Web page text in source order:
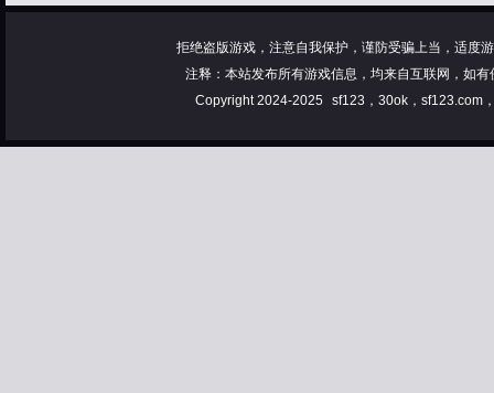
拒绝盗版游戏，注意自我保护，谨防受骗上当，适度
注释：本站发布所有游戏信息，均来自互联网，如
Copyright 2024-2025
sf123，30ok，sf123.com